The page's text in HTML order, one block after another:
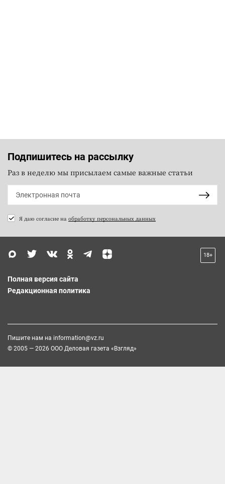
Подпишитесь на рассылку
Раз в неделю мы присылаем самые важные статьи
Я даю согласие на обработку персональных данных
18+
Полная версия сайта
Редакционная политика
Пишите нам на information@vz.ru
© 2005 — 2026 ООО Деловая газета «Взгляд»